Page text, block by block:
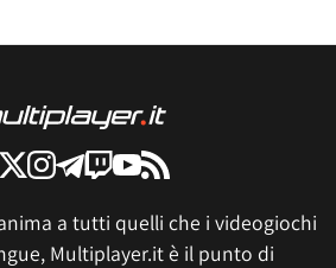
a tutti quelli che i videogiochi
Multiplayer.it è il punto di